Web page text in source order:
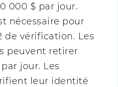
000 $ par jour.
nécessaire pour
de vérification. Les
peuvent retirer
jour. Les
leur identité